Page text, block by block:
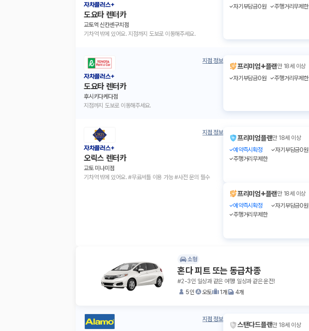
자차플러스+
도요타 렌터카
교토역 신칸센구치점
기차역 밖에 있어요. 지점까지 도보로 이동해주세요.
자기부담금0원
주행거리무제한
지점 정보
자차플러스+
도요타 렌터카
후시키다케다점
지점까지 도보로 이동해주세요.
프리미엄+플랜만 18세 이상
자기부담금0원
주행거리무제한
지점 정보
자차플러스+
오릭스 렌터카
교토 미나미점
기차역 밖에 있어요. #무료셔틀 이용 가능 #사전 문의 필수
프리미엄플랜만 18세 이상
예약즉시확정
자기부담금0원
주행거리무제한
프리미엄+플랜만 18세 이상
예약즉시확정
자기부담금0원
주행거리무제한
소형
혼다 피트 또는 동급차종
#2-3인 일상과 같은 여행! 일상과 같은 운전!
5인
오토 1개 4개
지점 정보
스탠다드플랜만 18세 이상